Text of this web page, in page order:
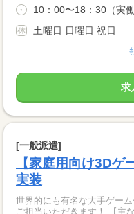
10：00〜18：30（実
土曜日 日曜日 祝日
求
[一般派遣]
【家庭用向け3D
実装
世界的にも有名な大手ゲー
ご担当いただきます！ 【主